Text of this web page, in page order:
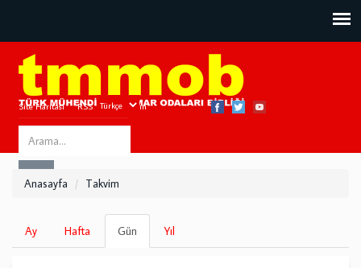
Site Haritası RSS Bize Ulaşın
Search
this
Anasayfa Takvim
Birincil
sekmeler
Ay Hafta Gün
sekme)
Yıl